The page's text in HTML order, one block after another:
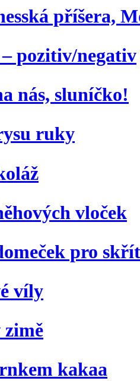
příšera,
pozitiv/negativ
nás, sluníčko!
ruky
vloček
pro
víly
kakaa